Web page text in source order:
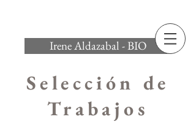
Irene Aldazabal - BIO
Selección de
Trabajos